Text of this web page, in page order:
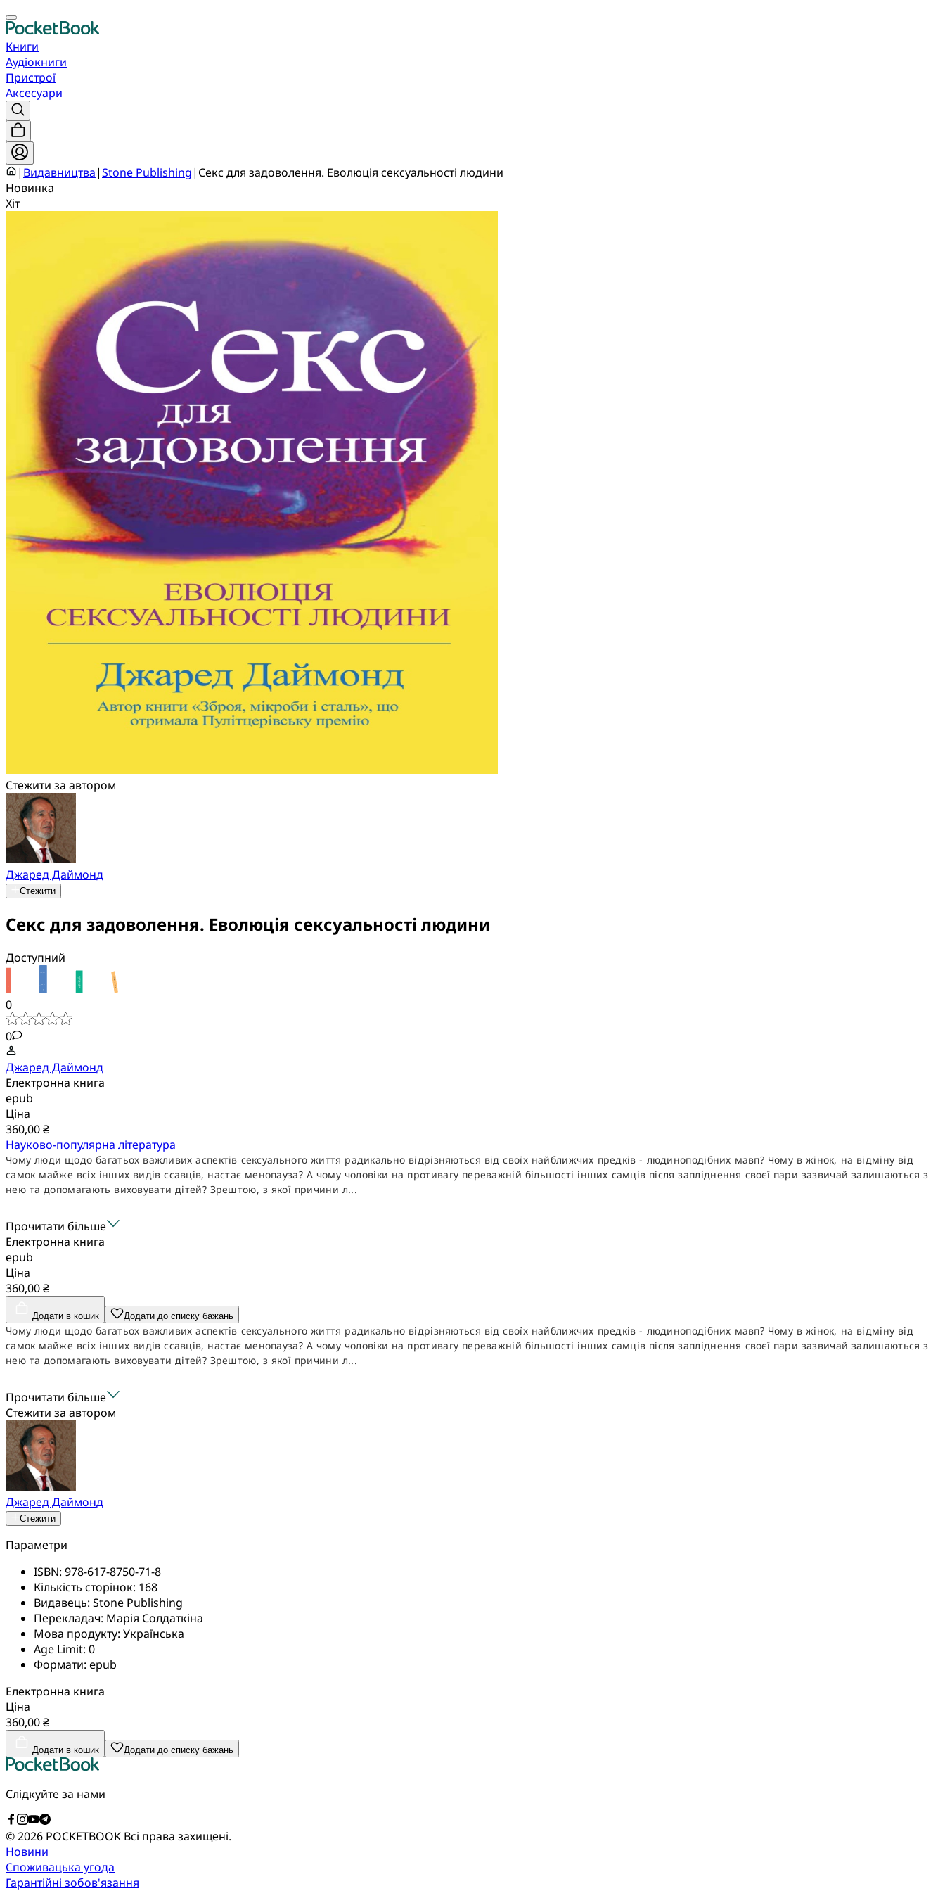
Книги
Аудіокниги
Пристрої
Аксесуари
| Видавництва|Stone Publishing| Секс для задоволення. Еволюція сексуальності людини
Новинка
Хіт
Стежити за автором
Джаред Даймонд
Стежити
Секс для задоволення. Еволюція сексуальності людини
Доступний
0
0
Джаред Даймонд
Електронна книга
epub
Ціна
360,00 ₴
Науково-популярна література
Чому люди щодо багатьох важливих аспектів сексуального життя радикально відрізняються від своїх найближчих предків - людиноподібних мавп? Чому в жінок, на відміну від
самок майже всіх інших видів ссавців, настає менопауза? А чому чоловіки на противагу переважній більшості інших самців після запліднення своєї пари зазвичай залишаються з
нею та допомагають виховувати дітей? Зрештою, з якої причини л...
Прочитати більше
Електронна книга
epub
Ціна
360,00 ₴
Додати в кошик Додати до списку бажань
Чому люди щодо багатьох важливих аспектів сексуального життя радикально відрізняються від своїх найближчих предків - людиноподібних мавп? Чому в жінок, на відміну від
самок майже всіх інших видів ссавців, настає менопауза? А чому чоловіки на противагу переважній більшості інших самців після запліднення своєї пари зазвичай залишаються з
нею та допомагають виховувати дітей? Зрештою, з якої причини л...
Прочитати більше
Стежити за автором
Джаред Даймонд
Стежити
Параметри
ISBN: 978-617-8750-71-8
Кількість сторінок: 168
Видавець: Stone Publishing
Перекладач: Марія Солдаткіна
Мова продукту: Українська
Age Limit: 0
Формати: epub
Електронна книга
Ціна
360,00 ₴
Додати в кошик Додати до списку бажань
Слідкуйте за нами
© 2026 POCKETBOOK Всі права захищені.
Новини
Споживацька угода
Гарантійні зобов'язання